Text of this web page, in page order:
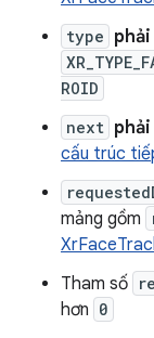
type phải
ROID
next phải
cấu trúc
mảng gồm
Tham số
hơn 0